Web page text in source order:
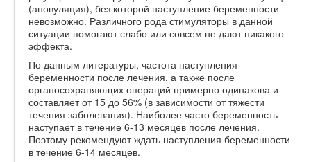
(ановуляция), без которой наступление беременности
невозможно. Различного рода стимуляторы в данной
ситуации помогают слабо или совсем не дают никакого
эффекта.
По данным литературы, частота наступления
беременности после лечения, а также после
органосохраняющих операций примерно одинакова и
составляет от 15 до 56% (в зависимости от тяжести
течения заболевания). Наиболее часто беременность
наступает в течение 6-13 месяцев после лечения.
Поэтому рекомендуют ждать наступления беременности
в течение 6-14 месяцев.